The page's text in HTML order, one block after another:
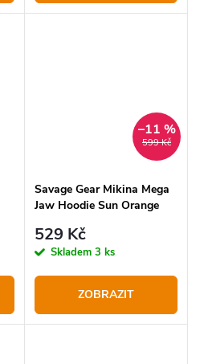
599 Kč
–11 %
Savage Gear Mikina Mega
Jaw Hoodie Sun Orange
529 Kč
Skladem 3 ks
ZOBRAZIT